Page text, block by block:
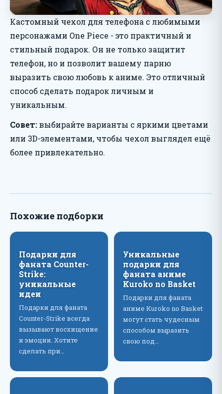
Кастомный чехол для телефона с любимыми
персонажами One Piece - это практичный и
стильный подарок. Он не только защитит
телефон, но и позволит вашему парню
выразить свою любовь к аниме. Это отличный
способ сделать подарок личным и
уникальным.
Совет:выбирайте варианты с яркими цветами
или 3D-элементами, чтобы чехол выглядел ещё
более привлекательно.
Похожие подборки
Подарки для
фаната Counter-
Strike:
уникальные
идеи
Подарки для фаната
Counter-Strike всегда
вызывают восхищение
и эмоции. Хотите
сделать при…
Уникальные
подарки для
фаната аниме
Kuroko no Basket
Подарки для фаната
аниме Kuroko no Basket
могут стать чудесным
способом выразить
свою под…